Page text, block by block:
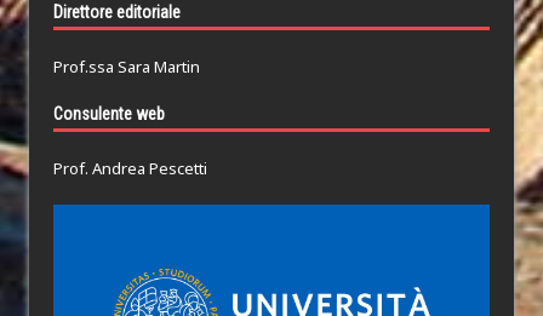
Direttore editoriale
Prof.ssa Sara Martin
Consulente web
Prof. Andrea Pescetti